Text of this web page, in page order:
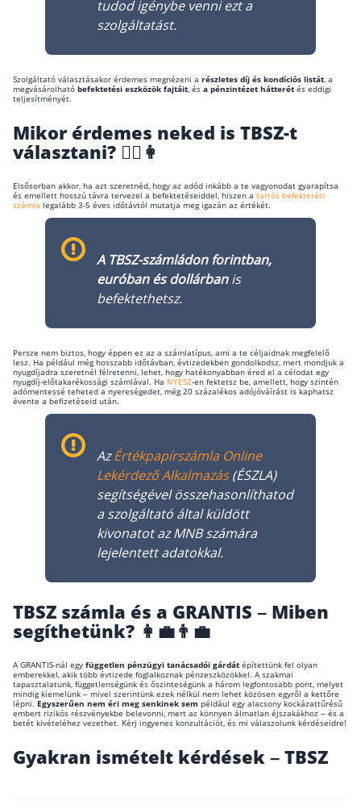
tudod igénybe venni ezt a
szolgáltatást.
Szolgáltató választásakor érdemes megnézeni a részletes díj és kondíciós listát, a
megvásárolható befektetési eszközök fajtáit, és a pénzintézet hátterét és eddigi
teljesítményét.
Mikor érdemes neked is TBSZ-t
választani? 👱‍♂️👩
Elsősorban akkor, ha azt szeretnéd, hogy az adód inkább a te vagyonodat gyarapítsa
és emellett hosszú távra tervezel a befektetéseiddel, hiszen a tartós befektetési
számla legalább 3-5 éves időtávtól mutatja meg igazán az értékét.
A TBSZ-számládon forintban,
euróban és dollárbanis
befektethetsz.
Persze nem biztos, hogy éppen ez az a számlatípus, ami a te céljaidnak megfelelő
lesz. Ha például még hosszabb időtávban, évtizedekben gondolkodsz, mert mondjuk a
nyugdíjadra szeretnél félretenni, lehet, hogy hatékonyabban éred el a célodat egy
nyugdíj-előtakarékossági számlával. Ha NYESZ-en fektetsz be, amellett, hogy szintén
adómentessé teheted a nyereségedet, még 20 százalékos adójóváírást is kaphatsz
évente a befizetéseid után.
AzÉrtékpapírszámla Online
Lekérdező Alkalmazás(ÉSZLA)
segítségével összehasonlíthatod
a szolgáltató által küldött
kivonatot az MNB számára
lejelentett adatokkal.
TBSZ számla és a GRANTIS – Miben
segíthetünk? 👩‍💼👨‍💼
A GRANTIS-nál egy független pénzügyi tanácsadói gárdát építettünk fel olyan
emberekkel, akik több évtizede foglalkoznak pénzeszközökkel. A szakmai
tapasztalatunk, függetlenségünk és őszinteségünk a három legfontosabb pont, melyet
mindig kiemelünk – mivel szerintünk ezek nélkül nem lehet közösen egyről a kettőre
lépni. Egyszerűen nem éri meg senkinek sem például egy alacsony kockázattűrésű
embert rizikós részvényekbe belevonni, mert az könnyen álmatlan éjszakákhoz – és a
betét kivételéhez vezethet. Kérj ingyenes konzultációt, és mi válaszolunk kérdéseidre!
Gyakran ismételt kérdések – TBSZ